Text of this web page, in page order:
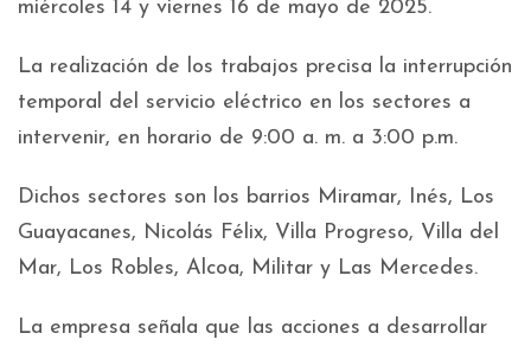
miércoles 14 y viernes 16 de mayo de 2025.
La realización de los trabajos precisa la interrupción
temporal del servicio eléctrico en los sectores a
intervenir, en horario de 9:00 a. m. a 3:00 p.m.
Dichos sectores son los barrios Miramar, Inés, Los
Guayacanes, Nicolás Félix, Villa Progreso, Villa del
Mar, Los Robles, Alcoa, Militar y Las Mercedes.
La empresa señala que las acciones a desarrollar